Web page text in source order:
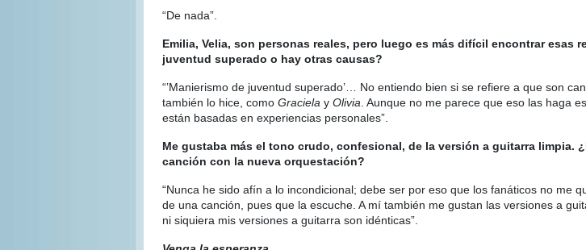
“De nada”.
Emilia, Velia, son personas reales, pero luego es más difícil encontrar esas
juventud superado o hay otras causas?
“ʽManierismo de juventud superado’… No entiendo bien si se refiere a que son
también lo hice, como Graciela y Olivia . Aunque no me parece que eso las haga
están basadas en experiencias personales”.
Me gustaba más el tono crudo, confesional, de la versión a guitarra limpia.
canción con la nueva orquestación?
“Nunca he sido afín a lo incondicional; debe ser por eso que los fanáticos no me
de una canción, pues que la escuche. A mí también me gustan las versiones a
ni siquiera mis versiones a guitarra son idénticas”.